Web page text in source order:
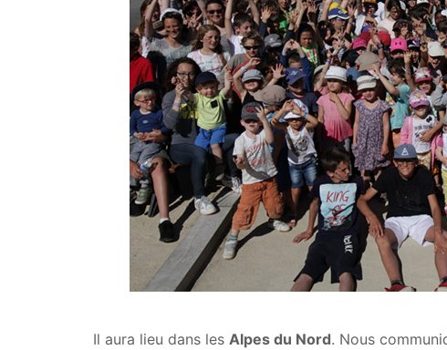
Il aura lieu dans les Alpes du Nord. Nous